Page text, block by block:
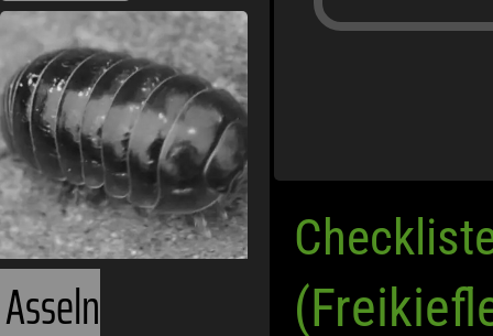
Asseln